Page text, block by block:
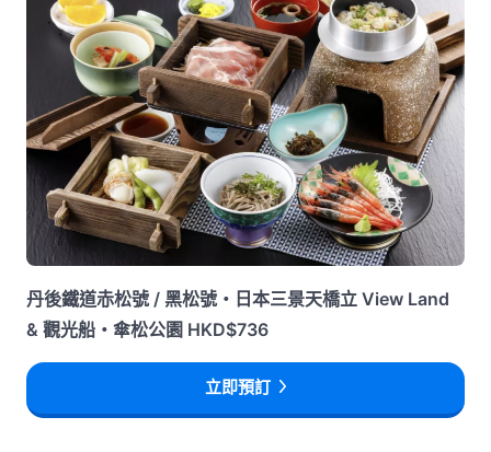
丹後鐵道赤松號 / 黑松號・日本三景天橋立 View Land
& 觀光船・傘松公園 HKD$736
立即預訂